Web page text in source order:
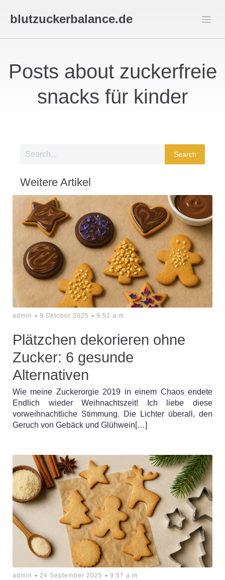
blutzuckerbalance.de
Posts about zuckerfreie
snacks für kinder
Search
Weitere Artikel
admin - 9 Oktober 2025 - 9:51 a.m.
Plätzchen dekorieren ohne
Zucker: 6 gesunde
Alternativen
Wie meine Zuckerorgie 2019 in einem Chaos endete
Endlich wieder Weihnachtszeit! Ich liebe diese
vorweihnachtliche Stimmung. Die Lichter überall, den
Geruch von Gebäck und Glühwein[…]
admin - 24 September 2025 - 9:57 a.m.